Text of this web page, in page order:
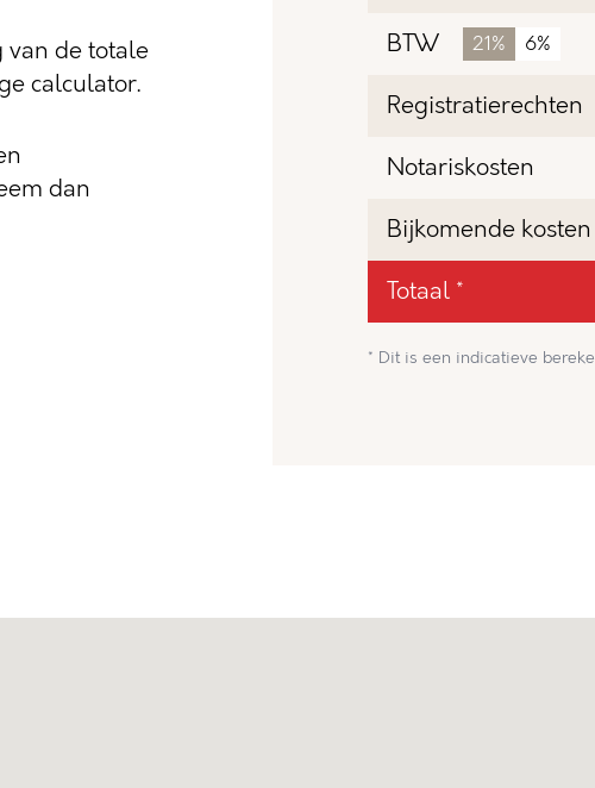
van de totale
calculator.
dan
BTW 21% 6%
Registratierechten
Notariskosten
Bijkomende kosten
Totaal *
* Dit is een indicatieve